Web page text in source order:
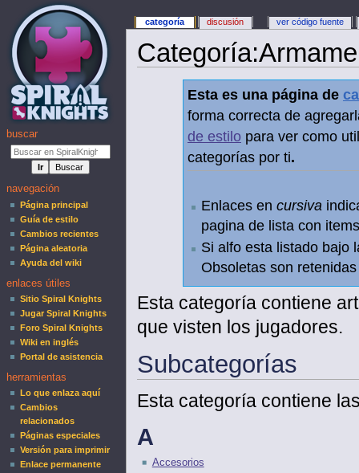
Categoría:
Esta es una página de
forma correcta de
de estilopara ver como
categorías por ti.
Enlaces encursiva
pagina de lista con
Si alfo esta listado bajo
Obsoletas son
Esta categoría contiene
que visten los jugadores.
Subcategorías
Esta categoría contiene
A
Accesorios
categoría discusión ver código fuente
buscar
navegación
Página principal
Guía de estilo
Cambios recientes
Página aleatoria
Ayuda del wiki
enlaces útiles
Sitio Spiral Knights
Jugar Spiral Knights
Foro Spiral Knights
Wiki en inglés
Portal de asistencia
herramientas
Lo que enlaza aquí
Cambios
relacionados
Páginas especiales
Versión para imprimir
Enlace permanente